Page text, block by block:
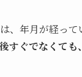
、年月が経って
すぐでなくて